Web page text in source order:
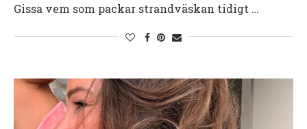
Gissa vem som packar strandväskan tidigt …